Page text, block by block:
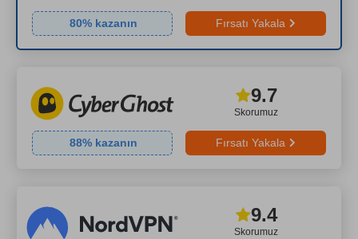
80% kazanın Fırsatı Yakala
Skorumuz
9.7
88% kazanın Fırsatı Yakala
Skorumuz
9.4